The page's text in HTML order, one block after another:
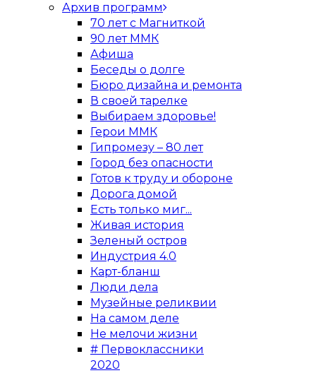
Архив программ
70 лет с Магниткой
90 лет ММК
Афиша
Беседы о долге
Бюро дизайна и ремонта
В своей тарелке
Выбираем здоровье!
Герои ММК
Гипромезу – 80 лет
Город без опасности
Готов к труду и обороне
Дорога домой
Есть только миг...
Живая история
Зеленый остров
Индустрия 4.0
Карт-бланш
Люди дела
Музейные реликвии
На самом деле
Не мелочи жизни
# Первоклассники
2020